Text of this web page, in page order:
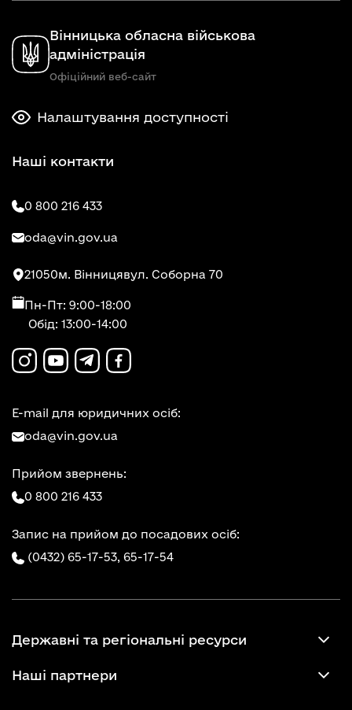
Вінницька обласна військова
адміністрація
Офіційний веб-сайт
Налаштування доступності
Наші контакти
0 800 216 433
oda@vin.gov.ua
21050м. Вінницявул. Соборна 70
Пн-Пт: 9:00-18:00
Обід: 13:00-14:00
E-mail для юридичних осіб:
oda@vin.gov.ua
Прийом звернень:
0 800 216 433
Запис на прийом до посадових осіб:
(0432) 65-17-53, 65-17-54
Державні та регіональні ресурси
Наші партнери